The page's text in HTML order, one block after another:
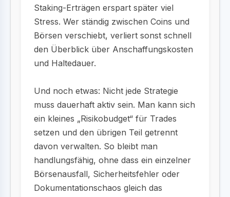
Staking-Erträgen erspart später viel
Stress. Wer ständig zwischen Coins und
Börsen verschiebt, verliert sonst schnell
den Überblick über Anschaffungskosten
und Haltedauer.
Und noch etwas: Nicht jede Strategie
muss dauerhaft aktiv sein. Man kann sich
ein kleines „Risikobudget“ für Trades
setzen und den übrigen Teil getrennt
davon verwalten. So bleibt man
handlungsfähig, ohne dass ein einzelner
Börsenausfall, Sicherheitsfehler oder
Dokumentationschaos gleich das